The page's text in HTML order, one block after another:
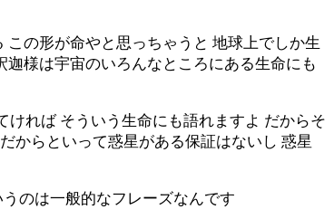
の形が命やと思っちゃうと 地球上でしか生
様は宇宙のいろんなところにある生命にも
れば そういう生命にも語れますよ だからそ
からといって惑星がある保証はないし 惑星
のは一般的なフレーズなんです